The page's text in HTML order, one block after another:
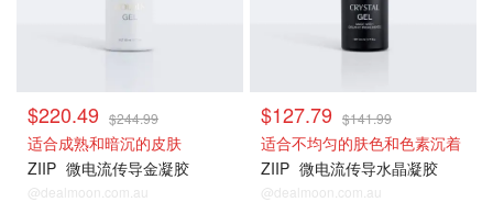
$220.49 $244.99
适合成熟和暗沉的皮肤
ZIIP 微电流传导金凝胶
@dealmoon.com.au
$127.79 $141.99
适合不均匀的肤色和色素沉着
ZIIP 微电流传导水晶凝胶
@dealmoon.com.au